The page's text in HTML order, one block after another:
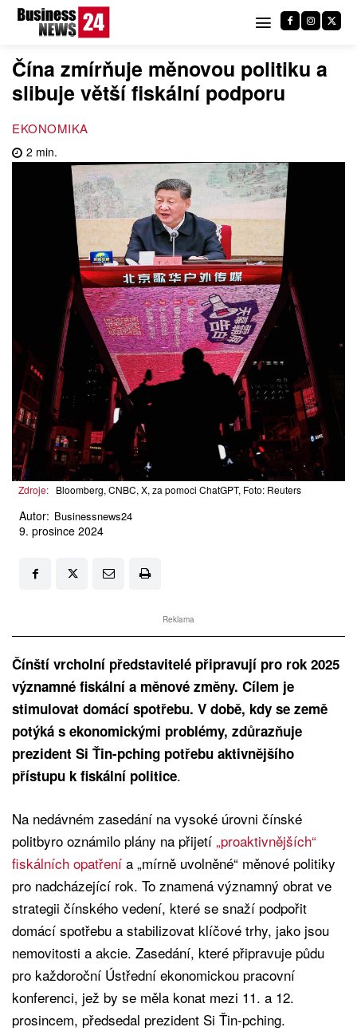
Čína zmírňuje měnovou politiku a
slibuje větší fiskální podporu
EKONOMIKA
2 min.
Zdroje: Bloomberg, CNBC, X, za pomoci ChatGPT, Foto: Reuters
Autor: Businessnews24
9. prosince 2024
Reklama
Čínští vrcholní představitelé připravují pro rok 2025
významné fiskální a měnové změny. Cílem je
stimulovat domácí spotřebu. V době, kdy se země
potýká s ekonomickými problémy, zdůrazňuje
prezident Si Ťin-pching potřebu aktivnějšího
přístupu k fiskální politice.
Na nedávném zasedání na vysoké úrovni čínské
politbyro oznámilo plány na přijetí „proaktivnějších“
fiskálních opatření a „mírně uvolněné“ měnové politiky
pro nadcházející rok. To znamená významný obrat ve
strategii čínského vedení, které se snaží podpořit
domácí spotřebu a stabilizovat klíčové trhy, jako jsou
nemovitosti a akcie. Zasedání, které připravuje půdu
pro každoroční Ústřední ekonomickou pracovní
konferenci, jež by se měla konat mezi 11. a 12.
prosincem, předsedal prezident Si Ťin-pching.